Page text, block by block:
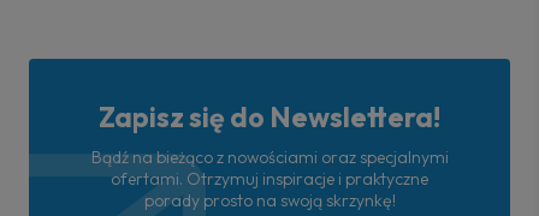
Zapisz się do Newslettera!
Bądź na bieżąco z nowościami oraz specjalnymi
ofertami. Otrzymuj inspiracje i praktyczne
porady prosto na swoją skrzynkę!